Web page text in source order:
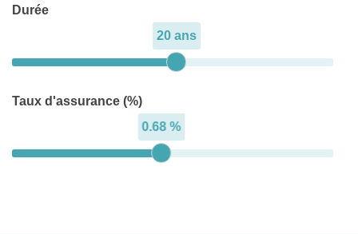
Durée
20 ans
Taux d'assurance (%)
0.68 %